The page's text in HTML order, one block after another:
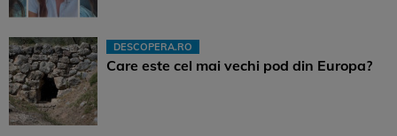
DESCOPERA.RO
Care este cel mai vechi pod din Europa?